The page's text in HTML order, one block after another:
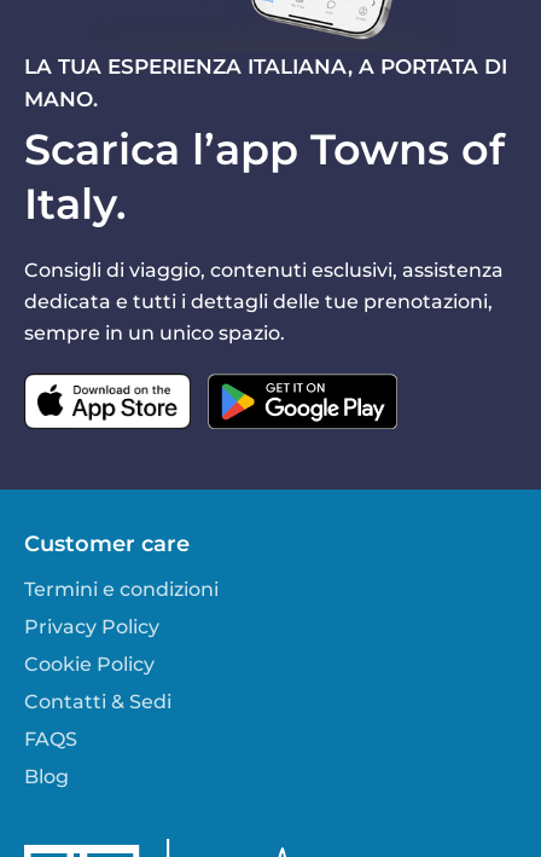
LA TUA ESPERIENZA ITALIANA, A PORTATA DI
MANO.
Scarica l’app Towns of
Italy.
Consigli di viaggio, contenuti esclusivi, assistenza
dedicata e tutti i dettagli delle tue prenotazioni,
sempre in un unico spazio.
Customer care
Termini e condizioni
Privacy Policy
Cookie Policy
Contatti & Sedi
FAQS
Blog